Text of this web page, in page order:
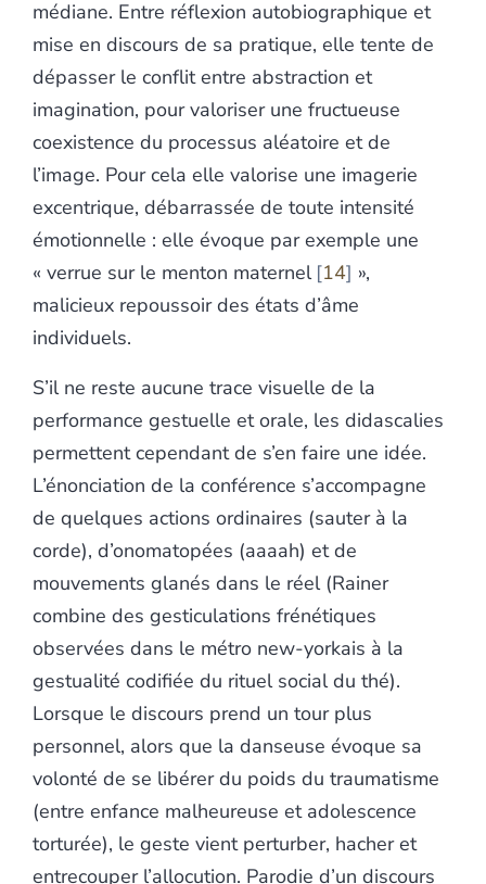
médiane. Entre réflexion autobiographique et
mise en discours de sa pratique, elle tente de
dépasser le conflit entre abstraction et
imagination, pour valoriser une fructueuse
coexistence du processus aléatoire et de
l’image. Pour cela elle valorise une imagerie
excentrique, débarrassée de toute intensité
émotionnelle : elle évoque par exemple une
« verrue sur le menton maternel 14 »,
malicieux repoussoir des états d’âme
individuels.
S’il ne reste aucune trace visuelle de la
performance gestuelle et orale, les didascalies
permettent cependant de s’en faire une idée.
L’énonciation de la conférence s’accompagne
de quelques actions ordinaires (sauter à la
corde), d’onomatopées (aaaah) et de
mouvements glanés dans le réel (Rainer
combine des gesticulations frénétiques
observées dans le métro new-yorkais à la
gestualité codifiée du rituel social du thé).
Lorsque le discours prend un tour plus
personnel, alors que la danseuse évoque sa
volonté de se libérer du poids du traumatisme
(entre enfance malheureuse et adolescence
torturée), le geste vient perturber, hacher et
entrecouper l’allocution. Parodie d’un discours